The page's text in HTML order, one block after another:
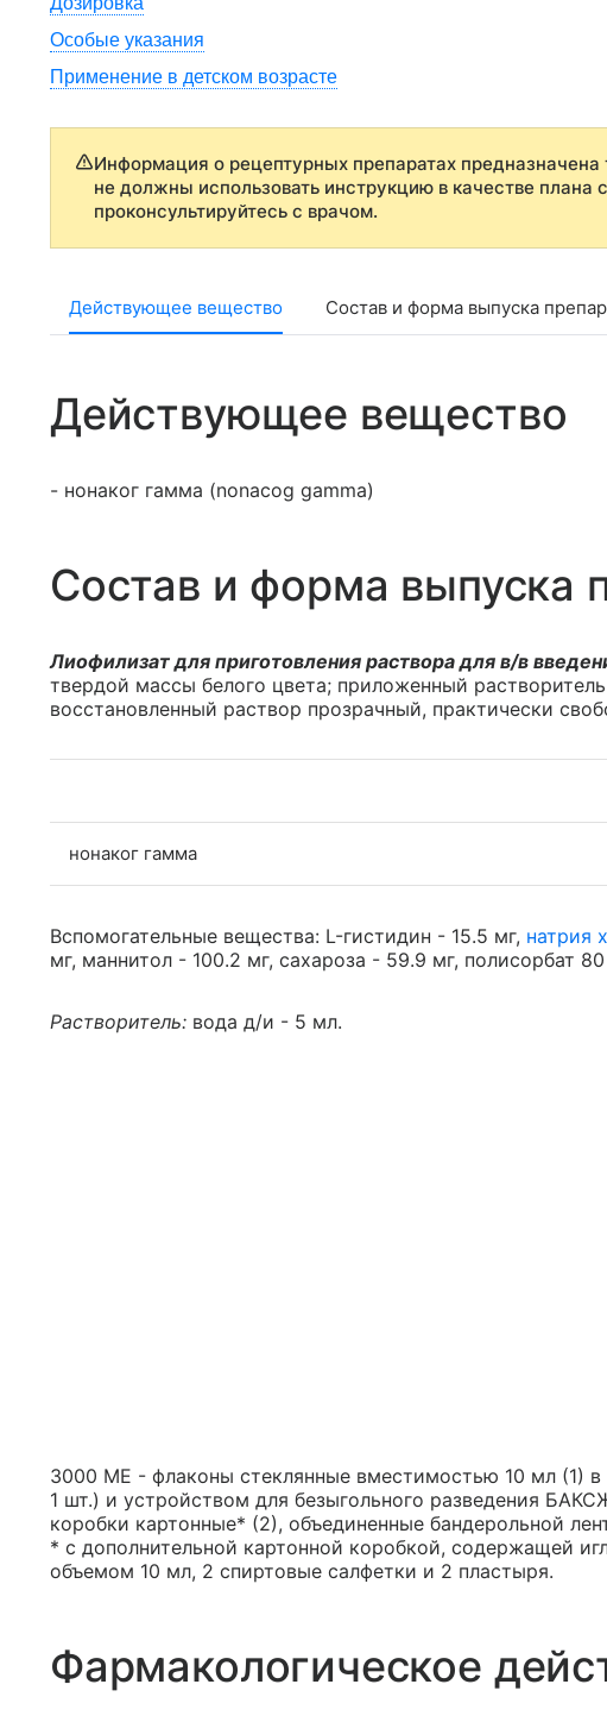
Особые указания
Применение в детском возрасте
Информация о рецептурных препаратах
не должны использовать инструкцию в качестве
проконсультируйтесь с врачом.
Действующее вещество Состав и форма выпуска
Действующее вещество
- нонаког гамма (nonacog gamma)
Состав и форма выпуска
Лиофилизат для приготовления раствора для в/в
твердой массы белого цвета; приложенный
восстановленный раствор прозрачный, практически
нонаког гамма
Вспомогательные вещества: L-гистидин - 15.5 мг, натрия
мг, маннитол - 100.2 мг, сахароза - 59.9 мг, полисорбат
Растворитель: вода д/и - 5 мл.
3000 МЕ - флаконы стеклянные вместимостью 10 мл (1)
1 шт.) и устройством для безыгольного разведения
коробки картонные* (2), объединенные бандерольной
* с дополнительной картонной коробкой, содержащей
объемом 10 мл, 2 спиртовые салфетки и 2 пластыря.
Фармакологическое